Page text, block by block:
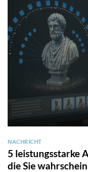
NACHRICHT
5 leistungsstarke
die Sie